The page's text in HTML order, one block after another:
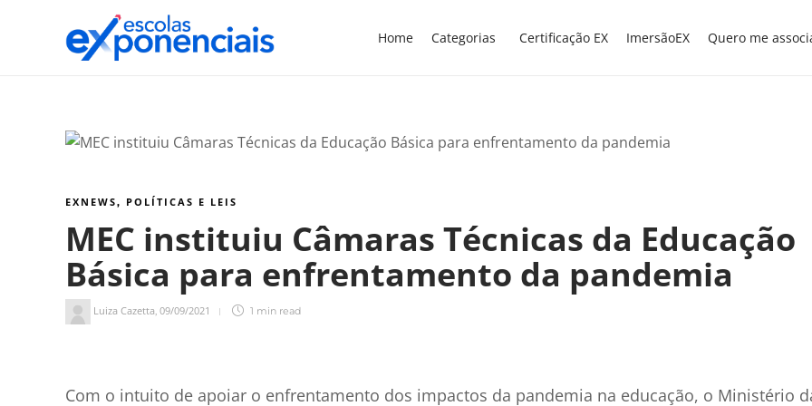
Home Categorias Certificação EX ImersãoEX Quero me
EXNEWS, POLÍTICAS E LEIS
MEC instituiu Câmaras Técnicas da Educação
Básica para enfrentamento da pandemia
Luiza Cazetta, 09/09/2021 1 min read
Com o intuito de apoiar o enfrentamento dos impactos da pandemia na educação, o Ministério